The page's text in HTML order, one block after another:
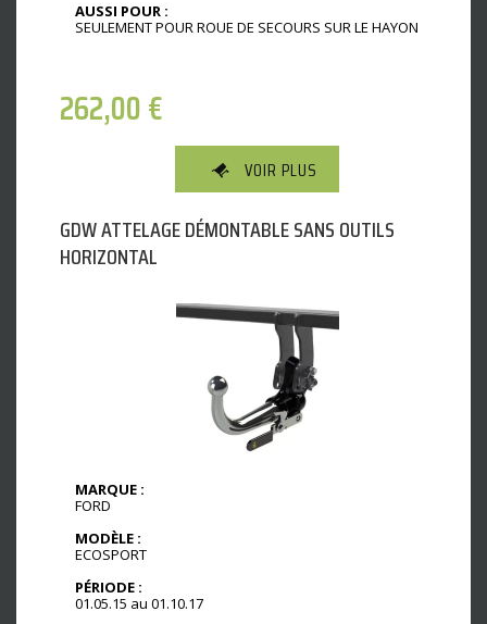
AUSSI POUR :
SEULEMENT POUR ROUE DE SECOURS SUR LE HAYON
262,00€
VOIR PLUS
GDW ATTELAGE DÉMONTABLE SANS OUTILS
HORIZONTAL
MARQUE :
FORD
MODÈLE :
ECOSPORT
PÉRIODE :
01.05.15 au 01.10.17